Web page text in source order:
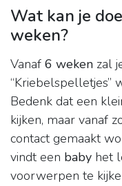
Wat kan je
weken?
Vanaf 6 weken zal
“Kriebelspelletjes”
Bedenk dat een
kijken, maar vanaf
contact gemaakt
vindt een baby het
voorwerpen te